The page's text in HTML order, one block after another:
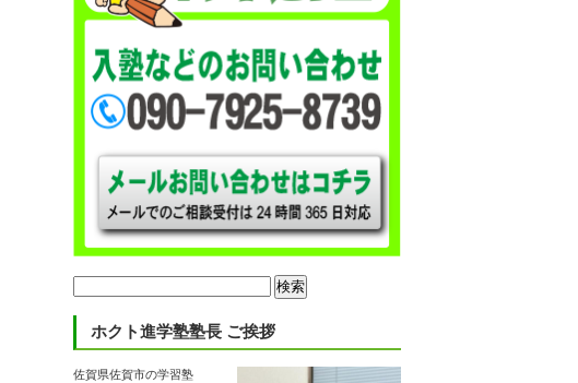
検
索:
ホクト進学塾塾長 ご挨拶
佐賀県佐賀市の学習塾